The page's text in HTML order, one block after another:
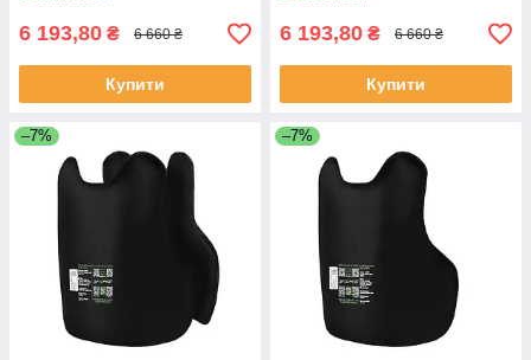
6 193,80 ₴ 6 660 ₴
Купити
6 193,80 ₴ 6 660 ₴
Купити
–7% –7%